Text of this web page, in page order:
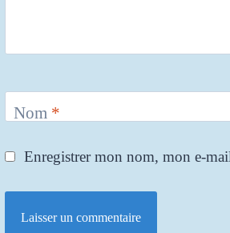
Nom *
Enregistrer mon nom, mon e-